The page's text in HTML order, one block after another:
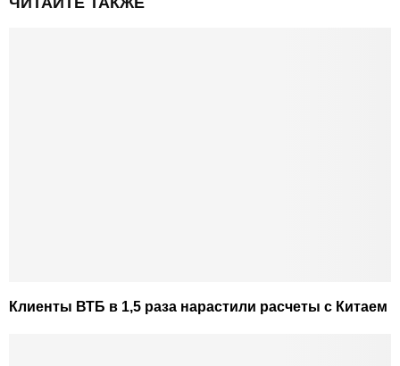
Клиенты ВТБ в 1,5 раза нарастили расчеты с Китаем